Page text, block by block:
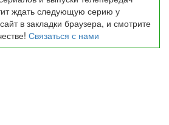
ждать следующую серию у
в закладки браузера, и смотрите
Связаться с нами